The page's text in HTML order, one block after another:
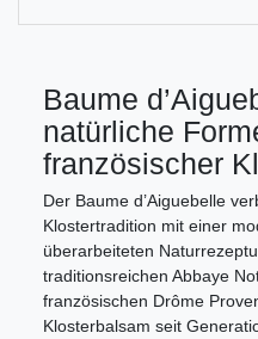
Baume
natürliche
französischer
Der Baume d’Aiguebelle
Klostertradition mit einer
überarbeiteten
traditionsreichen Abbaye
französischen Drôme
Klosterbalsam seit